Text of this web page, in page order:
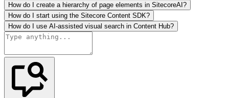
How do I create a hierarchy of page elements in SitecoreAI?
How do I start using the Sitecore Content SDK?
How do I use AI-assisted visual search in Content Hub?